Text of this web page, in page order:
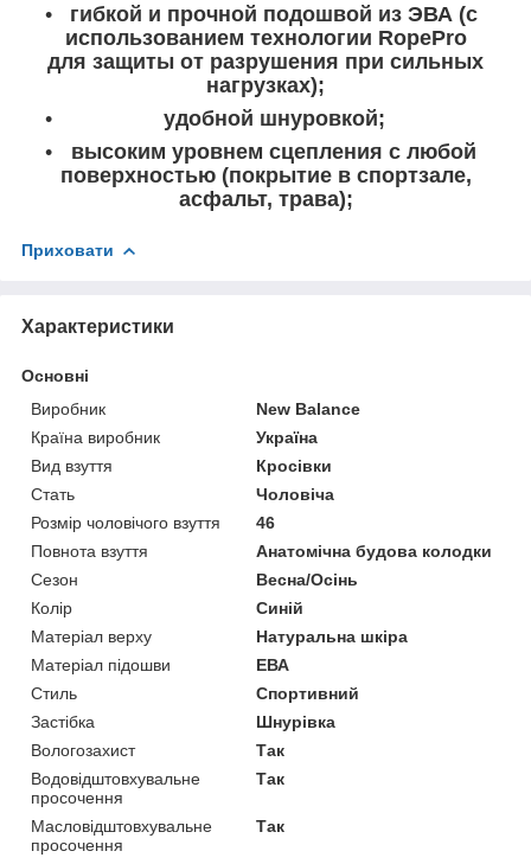
гибкой и прочной подошвой из ЭВА (с
использованием технологии RopePro
для защиты от разрушения при сильных
нагрузках);
удобной шнуровкой;
высоким уровнем сцепления с любой
поверхностью (покрытие в спортзале,
асфальт, трава);
Приховати
Характеристики
Основні
Виробник
New Balance
Країна виробник
Україна
Вид взуття
Кросівки
Стать
Чоловіча
Розмір чоловічого взуття
46
Повнота взуття
Анатомічна будова колодки
Сезон
Весна/Осінь
Колір
Синій
Матеріал верху
Натуральна шкіра
Матеріал підошви
ЕВА
Стиль
Спортивний
Застібка
Шнурівка
Вологозахист
Так
Водовідштовхувальне
просочення
Так
Масловідштовхувальне
просочення
Так